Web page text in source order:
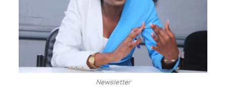
Newsletter